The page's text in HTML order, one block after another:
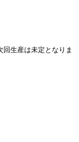
生産は未定となりま